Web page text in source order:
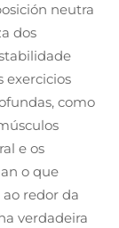
neutra
dos
exercicios
como
e os
o que
redor da
verdadeira